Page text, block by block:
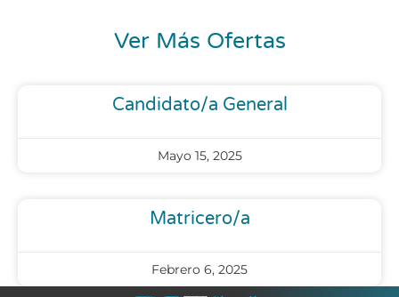
Ver Más Ofertas
Candidato/a General
Mayo 15, 2025
Matricero/a
Febrero 6, 2025